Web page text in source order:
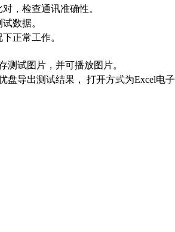
，检查通讯准确性。
数据。
正常工作。
测试图片，并可播放图片。
导出测试结果， 打开方式为Excel电